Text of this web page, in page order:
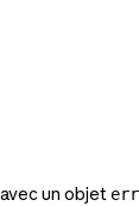
un objet